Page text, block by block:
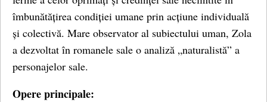
îmbunătățirea condiției umane prin acțiune individuală
și colectivă. Mare observator al subiectului uman, Zola
a dezvoltat în romanele sale o analiză „naturalistă” a
personajelor sale.
Opere principale: